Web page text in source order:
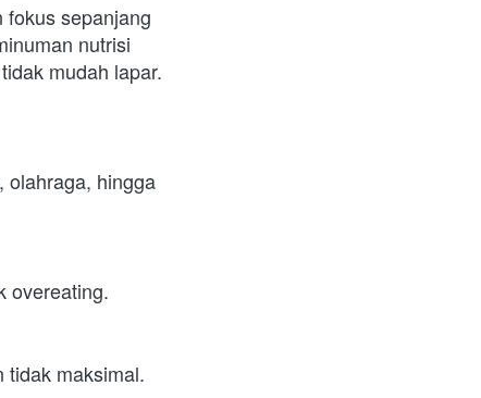
sepanjang
nutrisi
mudah lapar.
olahraga, hingga
overeating.
tidak maksimal.